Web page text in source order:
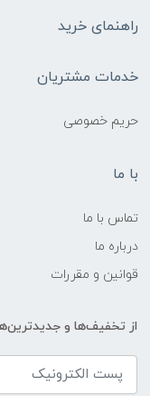
راهنمای خرید
خدمات مشتریان
حریم خصوصی
با ما
تماس با ما
درباره ما
قوانین و مقررات
از تخفیف‌ها و